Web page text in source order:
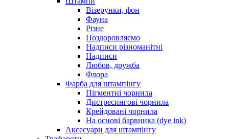
Візерунки, фон
Фауна
Різне
Поздоровляємо
Надписи різноманітні
Надписи
Любов, дружба
Флора
Фарба для штампінгу
Пігментні чорнила
Дистресингові чорнила
Крейдовані чорнила
На основі барвника (dye ink)
Аксесуари для штампінгу